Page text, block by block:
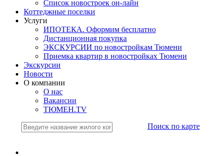
Список новостроек он-лайн
Коттеджные поселки
Услуги
ИПОТЕКА. Оформим бесплатно
Дистанционная покупка
ЭКСКУРСИИ по новостройкам Тюмени
Приемка квартир в новостройках Тюмени
Экскурсии
Новости
О компании
О нас
Вакансии
ТЮМЕН.TV
Поиск по карте